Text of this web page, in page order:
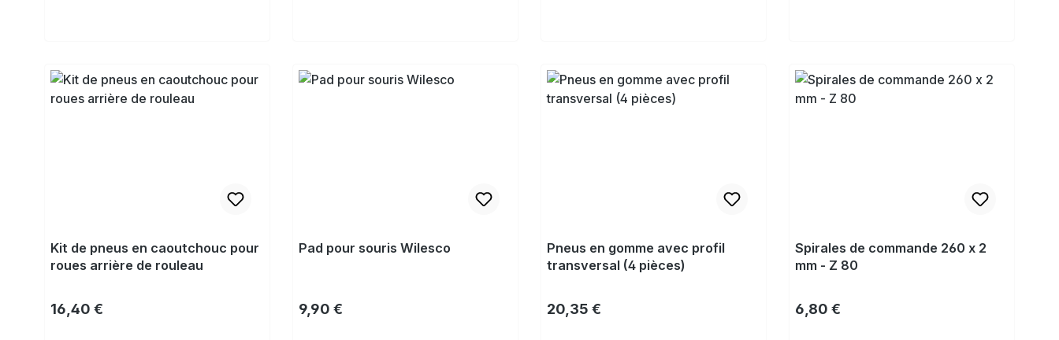
Kit de pneus en caoutchouc pour
roues arrière de rouleau
Prix régulier :
16,40 €
Pad pour souris Wilesco
Prix régulier :
9,90 €
Pneus en gomme avec profil
transversal (4 pièces)
Prix régulier :
20,35 €
Spirales de commande 260 x 2
mm - Z 80
Prix régulier :
6,80 €